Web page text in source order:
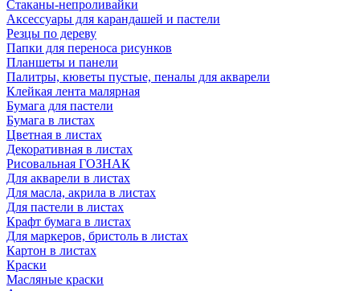
Стаканы-непроливайки
Аксессуары для карандашей и пастели
Резцы по дереву
Папки для переноса рисунков
Планшеты и панели
Палитры, кюветы пустые, пеналы для акварели
Клейкая лента малярная
Бумага для пастели
Бумага в листах
Цветная в листах
Декоративная в листах
Рисовальная ГОЗНАК
Для акварели в листах
Для масла, акрила в листах
Для пастели в листах
Крафт бумага в листах
Для маркеров, бристоль в листах
Картон в листах
Краски
Масляные краски